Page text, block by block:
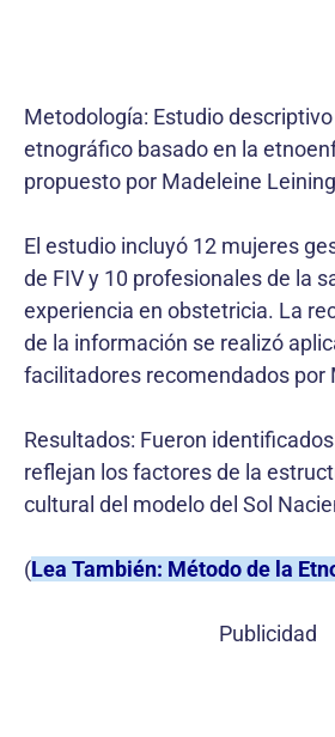
Metodología: Estudio
etnográfico basado en la
propuesto por Madeleine
El estudio incluyó 12 mujeres
de FIV y 10 profesionales de la
experiencia en obstetricia. La
de la información se realizó
facilitadores recomendados por
Resultados: Fueron
reflejan los factores de la
cultural del modelo del Sol
(Lea También: Método de la
Publicidad